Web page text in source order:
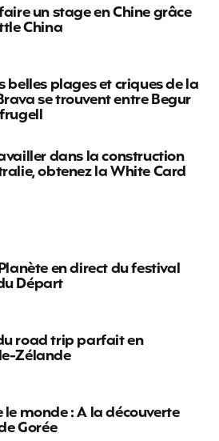
un stage en Chine grâce
China
belles plages et criques de la
se trouvent entre Begur
dans la construction
obtenez la White Card
en direct du festival
Départ
road trip parfait en
Zélande
le monde : A la découverte
Gorée